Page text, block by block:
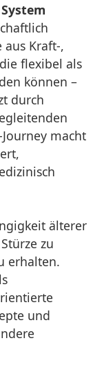
aus Kraft-,
flexibel als
können –
durch
macht
älterer
zu
erhalten.
und